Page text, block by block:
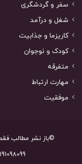
سفر و گردشگری
شغل و درآمد
کاریزما و جذابیت
کودک و نوجوان
متفرقه
مهارت ارتباط
موفقیت
©باز نشر مطالب
lotus.shop20@yahoo.com